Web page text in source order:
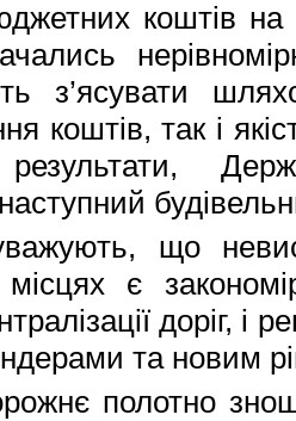
коштів на
з’ясувати
коштів, так і
що
місцях є
доріг, і
та новим
полотно